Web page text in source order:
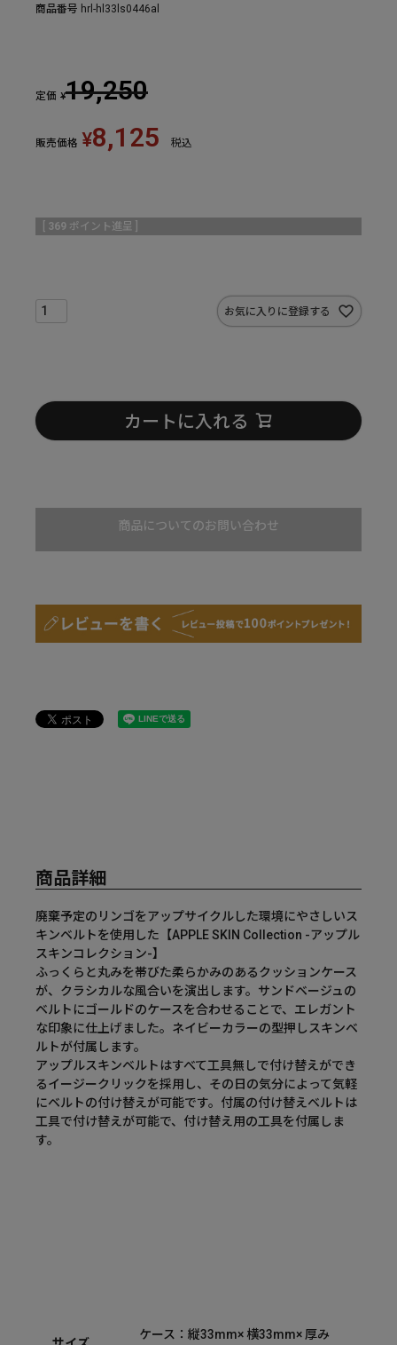
商品番号 hrl-hl33ls0446al
定価 ¥19,250
販売価格 ¥8,125 税込
369 ポイント進呈 ]
お気に入りに登録する
カートに入れる
商品についてのお問い合わせ
商品詳細
廃棄予定のリンゴをアップサイクルした環境にやさしいス
キンベルトを使用した【APPLE SKIN Collection -アップル
スキンコレクション-】
ふっくらと丸みを帯びた柔らかみのあるクッションケース
が、クラシカルな風合いを演出します。サンドベージュの
ベルトにゴールドのケースを合わせることで、エレガント
な印象に仕上げました。ネイビーカラーの型押しスキンベ
ルトが付属します。
アップルスキンベルトはすべて工具無しで付け替えができ
るイージークリックを採用し、その日の気分によって気軽
にベルトの付け替えが可能です。付属の付け替えベルトは
工具で付け替えが可能で、付け替え用の工具を付属しま
す。
ケース：縦33mm× 横33mm× 厚み